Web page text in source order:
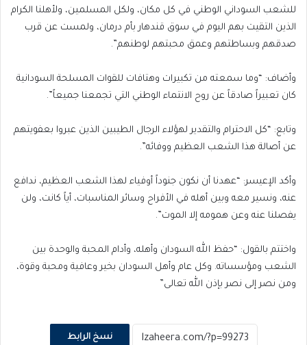
للشعب السوداني الوطني في كل مكان، ولكل المسلمين، ولأهلنا الكرام
الذين التقيت بهم اليوم في سوق قندهار بأم درمان، ولمست عن قرب
صدقهم وبساطتهم وعمق محبتهم لوطنهم”.
وأضاف: “وما سمعته من تكبيرات وهتافات للقوات المسلحة السودانية
كان تعبيراً صادقاً عن روح الانتماء الوطني التي تجمعنا جميعاً”.
وتابع: “كل الاحترام والتقدير لهؤلاء الرجال الطيبين الذين عبروا بعفويتهم
عن أصالة هذا الشعب العظيم ووفائه”.
وأكد الإعيسر: “عهدنا أن نكون جنوداً أوفياء لهذا الشعب العظيم، ندافع
عنه، ونسير معه وبين أهله في الأفراح وسائر المناسبات، أياً كانت، ولن
يفصلنا عنه وعن همومه إلا الموت”.
واختتم بالقول: “حفظ الله السودان وأهله، وأدام المحبة والوحدة بين
الشعب ومؤسساته. وكل عام وأهل السودان بخير وعافية ومحبة وقوة،
ومن نصر إلى نصر بإذن الله تعالى”
نسخ الرابط